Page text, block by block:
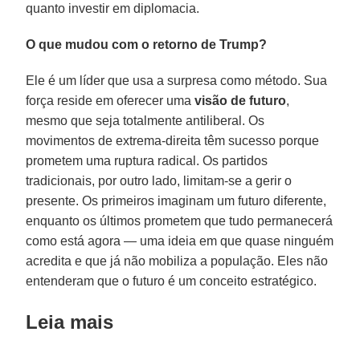
quanto investir em diplomacia.
O que mudou com o retorno de Trump?
Ele é um líder que usa a surpresa como método. Sua
força reside em oferecer umavisão de futuro,
mesmo que seja totalmente antiliberal. Os
movimentos de extrema-direita têm sucesso porque
prometem uma ruptura radical. Os partidos
tradicionais, por outro lado, limitam-se a gerir o
presente. Os primeiros imaginam um futuro diferente,
enquanto os últimos prometem que tudo permanecerá
como está agora — uma ideia em que quase ninguém
acredita e que já não mobiliza a população. Eles não
entenderam que o futuro é um conceito estratégico.
Leia mais